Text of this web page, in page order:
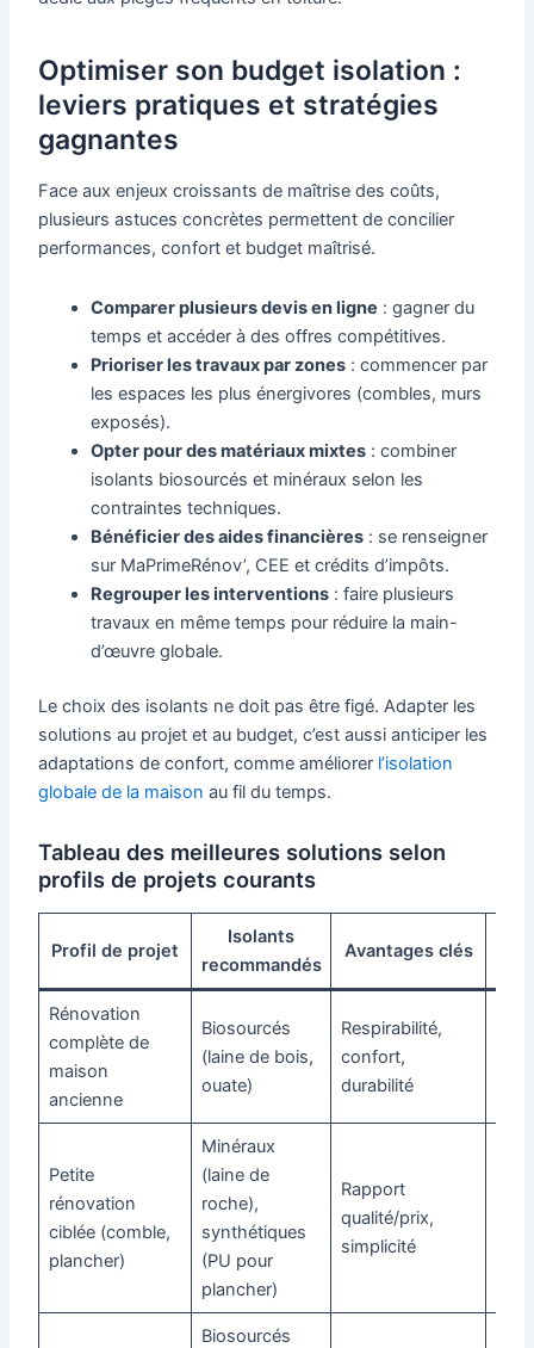
Optimiser son budget isolation :
leviers pratiques et stratégies
gagnantes
Face aux enjeux croissants de maîtrise des coûts,
plusieurs astuces concrètes permettent de concilier
performances, confort et budget maîtrisé.
Comparer plusieurs devis en ligne : gagner du
temps et accéder à des offres compétitives.
Prioriser les travaux par zones : commencer par
les espaces les plus énergivores (combles, murs
exposés).
Opter pour des matériaux mixtes : combiner
isolants biosourcés et minéraux selon les
contraintes techniques.
Bénéficier des aides financières : se renseigner
sur MaPrimeRénov’, CEE et crédits d’impôts.
Regrouper les interventions : faire plusieurs
travaux en même temps pour réduire la main-
d’œuvre globale.
Le choix des isolants ne doit pas être figé. Adapter les
solutions au projet et au budget, c’est aussi anticiper les
adaptations de confort, comme améliorer l’isolation
globale de la maison au fil du temps.
Tableau des meilleures solutions selon
profils de projets courants
Profil de projet
Isolants
recommandés
Avantages clés
Rénovation
complète de
maison
ancienne
Biosourcés
(laine de bois,
ouate)
Respirabilité,
confort,
durabilité
Petite
rénovation
ciblée (comble,
plancher)
Minéraux
(laine de
roche),
synthétiques
(PU pour
plancher)
Rapport
qualité/prix,
simplicité
Biosourcés